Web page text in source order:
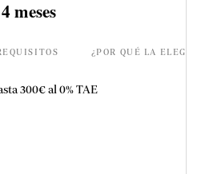
meses
¿POR QUÉ LA
300€ al 0% TAE